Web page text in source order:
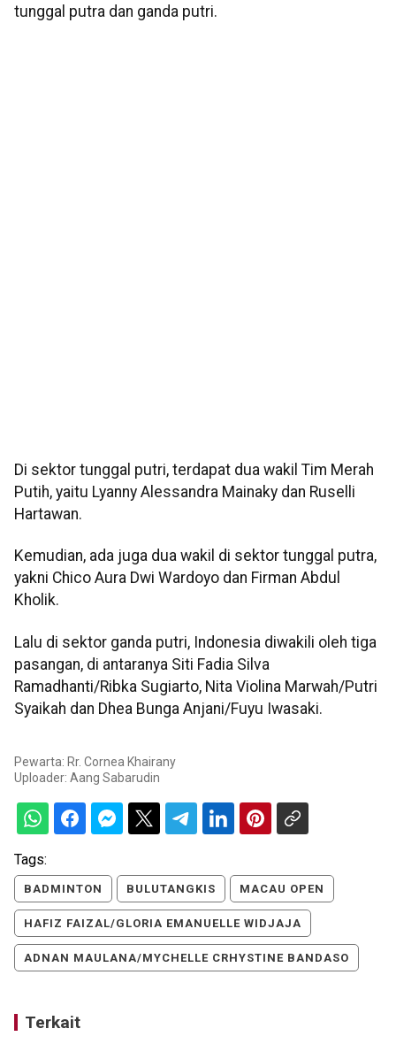
tunggal putra dan ganda putri.
Di sektor tunggal putri, terdapat dua wakil Tim Merah
Putih, yaitu Lyanny Alessandra Mainaky dan Ruselli
Hartawan.
Kemudian, ada juga dua wakil di sektor tunggal putra,
yakni Chico Aura Dwi Wardoyo dan Firman Abdul
Kholik.
Lalu di sektor ganda putri, Indonesia diwakili oleh tiga
pasangan, di antaranya Siti Fadia Silva
Ramadhanti/Ribka Sugiarto, Nita Violina Marwah/Putri
Syaikah dan Dhea Bunga Anjani/Fuyu Iwasaki.
Pewarta: Rr. Cornea Khairany
Uploader: Aang Sabarudin
Tags:
BADMINTON BULUTANGKIS MACAU OPEN
HAFIZ FAIZAL/GLORIA EMANUELLE WIDJAJA
ADNAN MAULANA/MYCHELLE CRHYSTINE BANDASO
Terkait